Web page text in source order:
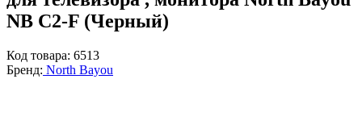
NB C2-F (Черный)
Код товара: 6513
Бренд: North Bayou